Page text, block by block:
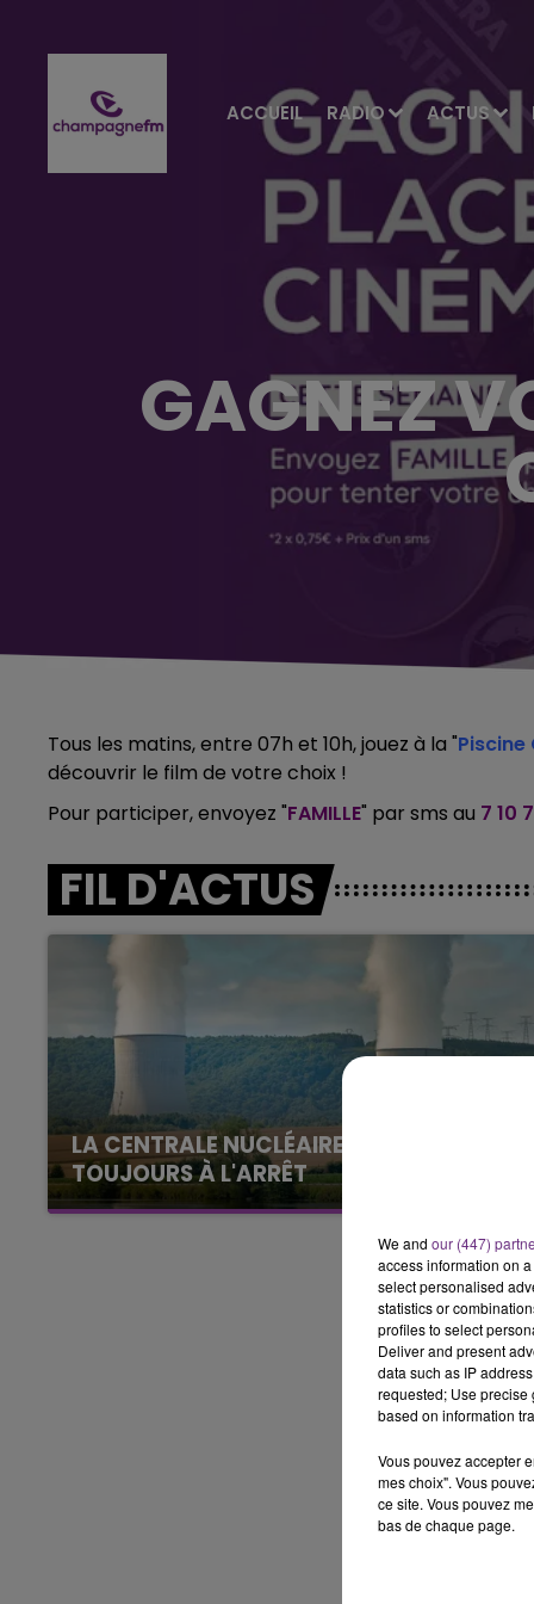
ACCUEIL RADIO ACTUS
6h00 - 10h00
LA FAMILLE
GAGNEZ
Tous les matins, entre 07h et 10h, jouez à la "Piscine
découvrir le film de votre choix !
Pour participer, envoyez "FAMILLE" par sms au 7 10
FIL D'ACTUS
LA CENTRALE NUCLÉAIRE DE CHOOZ
TOUJOURS À L'ARRÊT
Cela fait déjà une semaine que la centrale
nucléaire ardennaise est à l'arrêt. Une situation
justifiée par la sécheresse intense qui est
We and our (447)
access information on
select personalised
statistics or
profiles to select
Deliver and present
data such as IP
requested; Use precise
based on information
Vous pouvez accepter
mes choix". Vous
ce site. Vous pouvez
bas de chaque page.